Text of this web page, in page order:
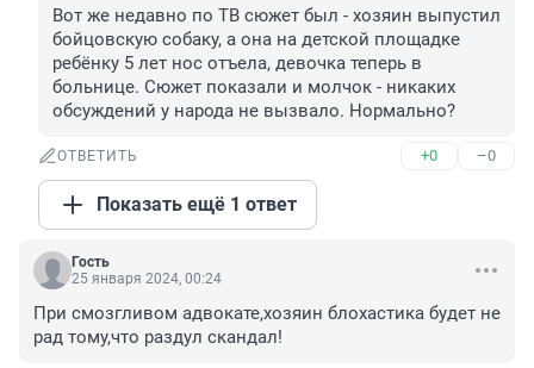
Вот же недавно по ТВ сюжет был - хозяин выпустил
бойцовскую собаку, а она на детской площадке
ребёнку 5 лет нос отъела, девочка теперь в
больнице. Сюжет показали и молчок - никаких
обсуждений у народа не вызвало. Нормально?
ОТВЕТИТЬ +0 –0
Показать ещё 1 ответ
Гость
25 января 2024, 00:24
При смозгливом адвокате,хозяин блохастика будет не
рад тому,что раздул скандал!